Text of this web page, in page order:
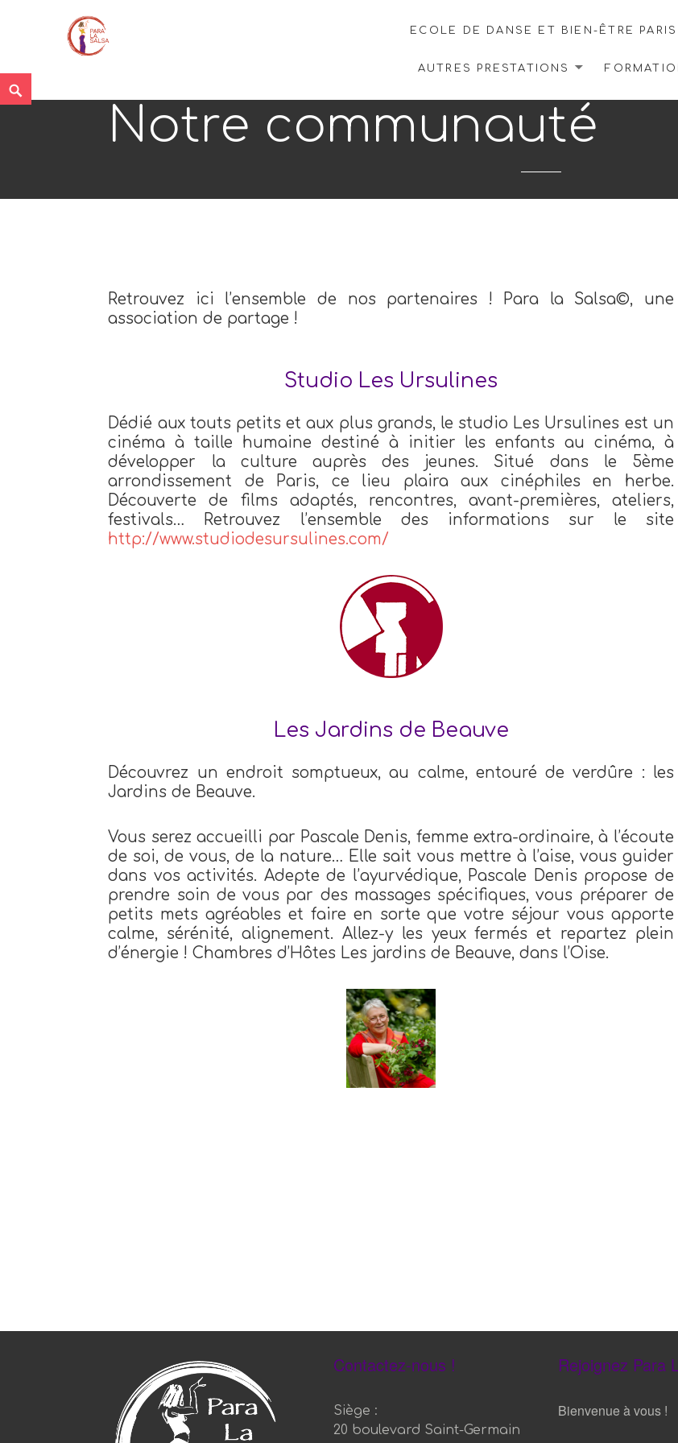
Skip
to
ECOLE DE DANSE ET BIEN-ÊTRE PARIS
AUTRES PRESTATIONS
Search
Notre communauté
Retrouvez ici l’ensemble de nos partenaires ! Para la Salsa©, une
association de partage !
Studio Les Ursulines
Dédié aux touts petits et aux plus grands, le studio Les Ursulines est un
cinéma à taille humaine destiné à initier les enfants au cinéma, à
développer la culture auprès des jeunes. Situé dans le 5ème
arrondissement de Paris, ce lieu plaira aux cinéphiles en herbe.
Découverte de films adaptés, rencontres, avant-premières, ateliers,
festivals… Retrouvez l’ensemble des informations sur le site
http://www.studiodesursulines.com/
Les Jardins de Beauve
Découvrez un endroit somptueux, au calme, entouré de verdûre : les
Jardins de Beauve.
Vous serez accueilli par Pascale Denis, femme extra-ordinaire, à l’écoute
de soi, de vous, de la nature… Elle sait vous mettre à l’aise, vous guider
dans vos activités. Adepte de l’ayurvédique, Pascale Denis propose de
prendre soin de vous par des massages spécifiques, vous préparer de
petits mets agréables et faire en sorte que votre séjour vous apporte
calme, sérénité, alignement. Allez-y les yeux fermés et repartez plein
d’énergie ! Chambres d’Hôtes Les jardins de Beauve, dans l’Oise.
Contactez-nous !
Siège :
20 boulevard Saint-Germain
Rejoignez Para
Bienvenue à vous !